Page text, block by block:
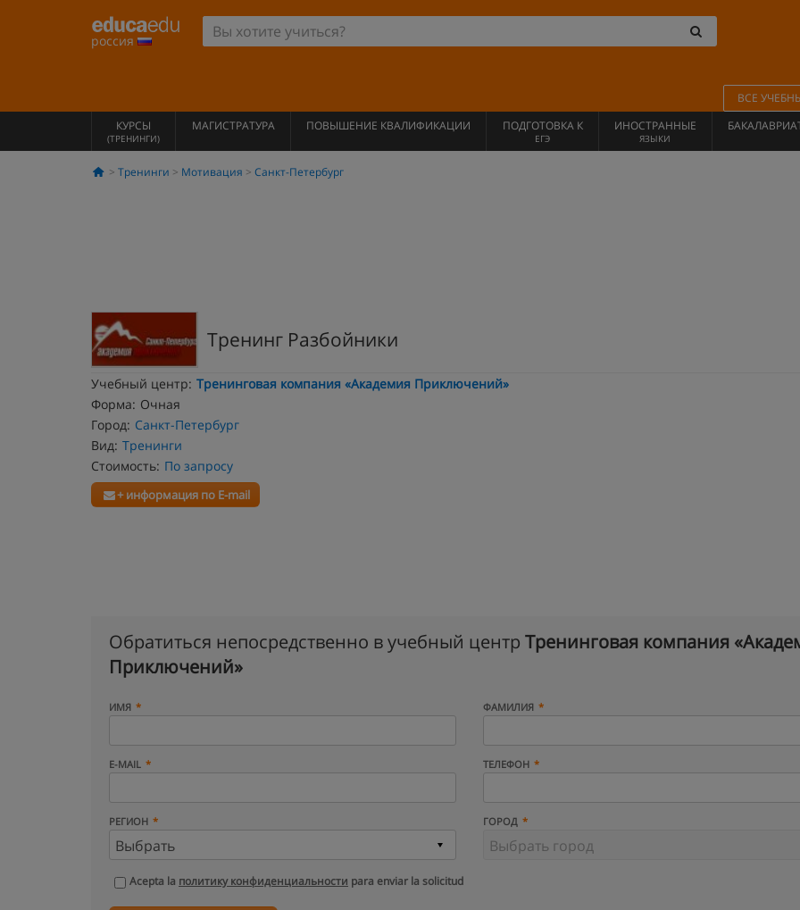
россия
ВСЕ
КУРСЫ
(ТРЕНИНГИ)
МАГИСТРАТУРА ПОВЫШЕНИЕ КВАЛИФИКАЦИИ ПОДГОТОВКА К
ЕГЭ
ИНОСТРАННЫЕ
ЯЗЫКИ
Тренинги Мотивация Санкт-Петербург
Тренинг Разбойники
Учебный центр: Тренинговая компания «Академия Приключений»
Форма: Очная
Город: Санкт-Петербург
Вид: Тренинги
Стоимость: По запросу
+ информация по E-mail
Обратиться непосредственно в учебный центр Тренинговая компания
Приключений»
ИМЯ ФАМИЛИЯ
E-MAIL ТЕЛЕФОН
РЕГИОН ГОРОД
Acepta la политику конфиденциальности para enviar la solicitud